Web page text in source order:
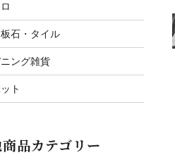
石・タイル
ング雑貨
ト
品カテゴリー